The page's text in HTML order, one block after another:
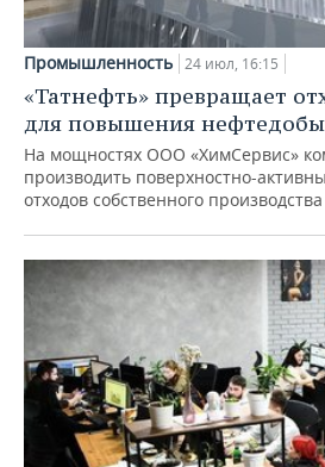
Промышленность 24 июл, 16:15
«Татнефть» превращает
для повышения
На мощностях ООО «ХимСервис»
производить поверхностно-
отходов собственного производства